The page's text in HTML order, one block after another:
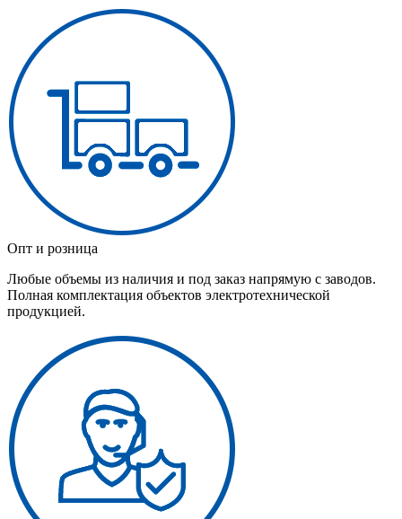
Опт и розница
Любые объемы из наличия и под заказ напрямую с заводов.
Полная комплектация объектов электротехнической
продукцией.